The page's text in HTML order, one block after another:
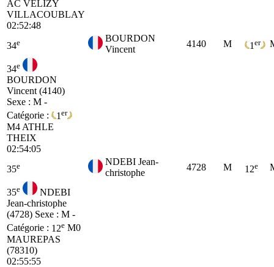
AC VELIZY
VILLACOUBLAY
02:52:48
34e
BOURDON
Vincent
4140 M 1 er
34e
BOURDON
Vincent (4140)
Sexe : M -
Catégorie :
1 er
M4 ATHLE
THEIX
02:54:05
35e
NDEBI Jean-
christophe
4728 M 12e
35e
NDEBI
Jean-christophe
(4728) Sexe : M -
Catégorie : 12e M0
MAUREPAS
(78310)
02:55:55